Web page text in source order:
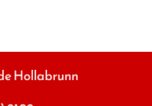
Hollabrunn